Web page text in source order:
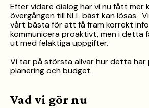
Efter vidare dialog har vi nu fått mer
övergången till NLL bäst kan lösas.
vårt bästa för att få fram korrekt
kommunicera proaktivt, men i detta
ut med felaktiga uppgifter.
Vi tar på största allvar hur detta har
planering och budget.
Vad vi gör nu